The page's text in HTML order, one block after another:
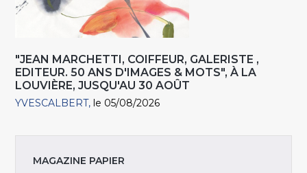
"JEAN MARCHETTI, COIFFEUR, GALERISTE ,
EDITEUR. 50 ANS D'IMAGES & MOTS", À LA
LOUVIÈRE, JUSQU'AU 30 AOÛT
YVESCALBERT le 05/08/2026
MAGAZINE PAPIER